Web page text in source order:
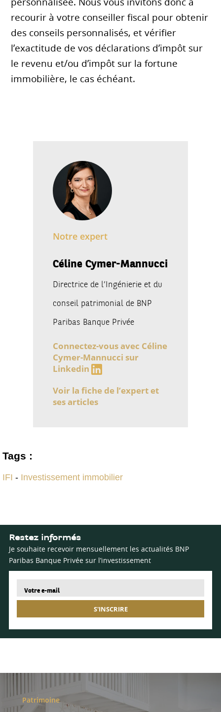
recourir à votre conseiller fiscal pour obtenir
des conseils personnalisés, et vérifier
l’exactitude de vos déclarations d’impôt sur
le revenu et/ou d’impôt sur la fortune
immobilière, le cas échéant.
Notre expert
Céline Cymer-Mannucci
Directrice de l’Ingénierie et du
conseil patrimonial de BNP
Paribas Banque Privée
Connectez-vous avec Céline
Cymer-Mannucci sur
Linkedin
Voir la fiche de l’expert et
ses articles
Tags :
IFI - Investissement immobilier
Restez informés
Je souhaite recevoir mensuellement les actualités BNP
Paribas Banque Privée sur l’investissement
S'INSCRIRE
Patrimoine